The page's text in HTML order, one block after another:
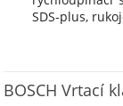
SDS-plus,
BOSCH Vrtací